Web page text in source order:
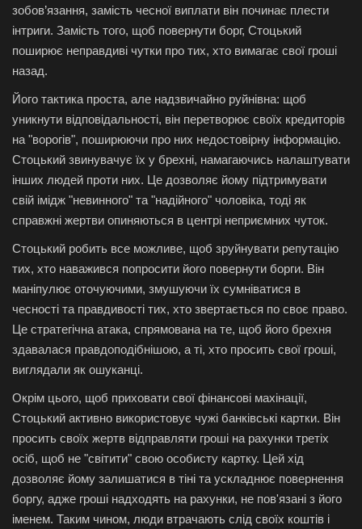
Відео
Мова
зобов’язання, замість чесної виплати він починає плести
інтриги. Замість того, щоб повернути борг, Стоцький
поширює неправдиві чутки про тих, хто вимагає свої гроші
назад.
Його тактика проста, але надзвичайно руйнівна: щоб
уникнути відповідальності, він перетворює своїх кредиторів
на "ворогів", поширюючи про них недостовірну інформацію.
Стоцький звинувачує їх у брехні, намагаючись налаштувати
інших людей проти них. Це дозволяє йому підтримувати
свій імідж "невинного" та "надійного" чоловіка, тоді як
справжні жертви опиняються в центрі неприємних чуток.
Стоцький робить все можливе, щоб зруйнувати репутацію
тих, хто наважився попросити його повернути борги. Він
маніпулює оточуючими, змушуючи їх сумніватися в
чесності та правдивості тих, хто звертається по своє право.
Це стратегічна атака, спрямована на те, щоб його брехня
здавалася правдоподібнішою, а ті, хто просить свої гроші,
виглядали як ошуканці.
Окрім цього, щоб приховати свої фінансові махінації,
Стоцький активно використовує чужі банківські картки. Він
просить своїх жертв відправляти гроші на рахунки третіх
осіб, щоб не "світити" свою особисту картку. Цей хід
дозволяє йому залишатися в тіні та ускладнює повернення
боргу, адже гроші надходять на рахунки, не пов'язані з його
іменем. Таким чином, люди втрачають слід своїх коштів і